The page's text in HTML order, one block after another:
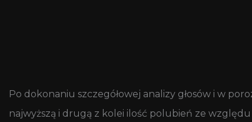
Po dokonaniu szczegółowej analizy głosów i w
najwyższą i drugą z kolei ilość polubień ze